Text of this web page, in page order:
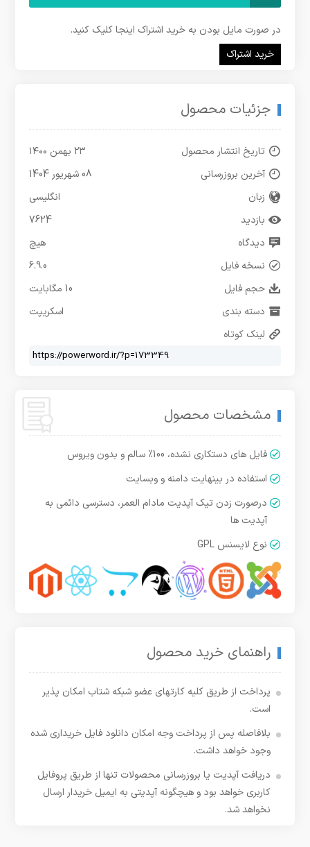
در صورت مایل بودن به خرید اشتراک اینجا کلیک کنید.
خرید اشتراک
جزئیات محصول
تاریخ انتشار محصول
۲۳ بهمن ۱۴۰۰
آخرین بروزرسانی
08 شهریور 1404
زبان
انگلیسی
بازدید
7624
دیدگاه
هیچ
نسخه فایل
6.9.0
حجم فایل
10 مگابایت
دسته بندی
اسکریپت
لینک کوتاه
مشخصات محصول
فایل های دستکاری نشده، 100% سالم و بدون ویروس
استفاده در بینهایت دامنه و وبسایت
درصورت زدن تیک آپدیت مادام العمر، دسترسی دائمی به
آپدیت ها
نوع لایسنس GPL
راهنمای خرید محصول
پرداخت از طریق کلیه کارتهای عضو شبکه شتاب امکان پذیر
است.
بلافاصله پس از پرداخت وجه امکان دانلود فایل خریداری شده
وجود خواهد داشت.
دریافت آپدیت یا بروزرسانی محصولات تنها از طریق پروفایل
کاربری خواهد بود و هیچگونه آپدیتی به ایمیل خریدار ارسال
نخواهد شد.